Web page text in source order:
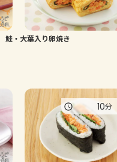
鮭・大葉入り卵焼き
10分